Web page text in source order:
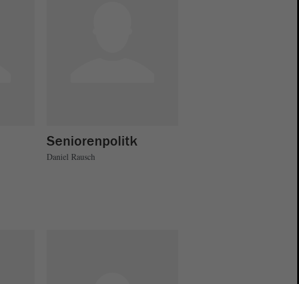
Seniorenpolitk
Daniel Rausch